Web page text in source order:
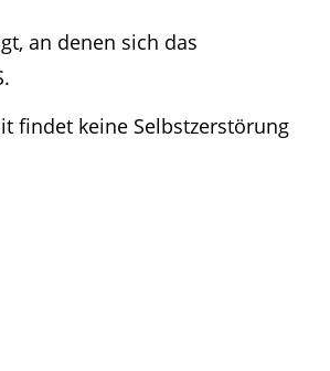
an denen sich das
findet keine Selbstzerstörung